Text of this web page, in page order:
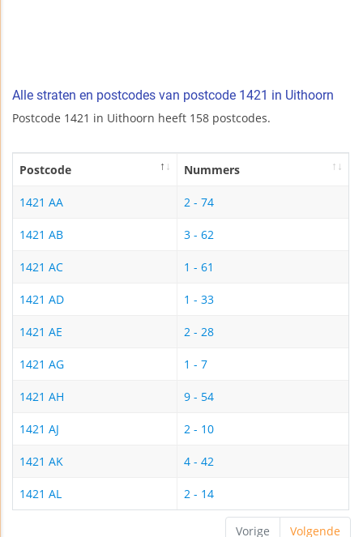
Alle straten en postcodes van postcode 1421 in Uithoorn
Postcode 1421 in Uithoorn heeft 158 postcodes.
Postcode Nummers
1421 AA 2 - 74
1421 AB 3 - 62
1421 AC 1 - 61
1421 AD 1 - 33
1421 AE 2 - 28
1421 AG 1 - 7
1421 AH 9 - 54
1421 AJ 2 - 10
1421 AK 4 - 42
1421 AL 2 - 14
Vorige Volgende